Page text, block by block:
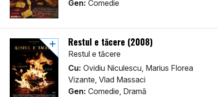
Gen: Comedie
Restul e tăcere (2008)
Restul e tăcere
Cu: Ovidiu Niculescu, Marius Florea
Vizante, Vlad Massaci
Gen: Comedie, Dramă